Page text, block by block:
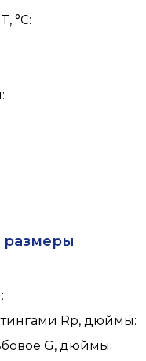
°C:
:
:
Rp, дюймы:
G, дюймы: